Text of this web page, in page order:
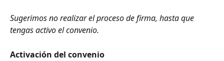
Sugerimos no realizar el proceso de firma, hasta que
tengas activo el convenio.
Activación del convenio